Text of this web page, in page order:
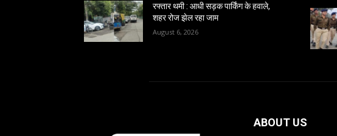
रफ्तार थमी : आधी सड़क पार्किंग के हवाले,
शहर रोज झेल रहा जाम
August 6, 2026
ABOUT US